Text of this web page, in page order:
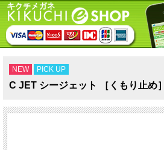
NEW PICK UP
C JET シージェット ［くもり止め］